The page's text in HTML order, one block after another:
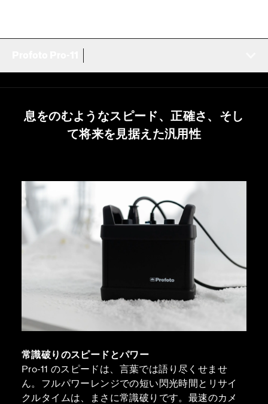
息をのむようなスピード、正確さ、そし
て将来を見据えた汎用性
常識破りのスピードとパワー
Pro-11 のスピードは、言葉では語り尽くせませ
ん。フルパワーレンジでの短い閃光時間とリサイ
クルタイムは、まさに常識破りです。最速のカメ